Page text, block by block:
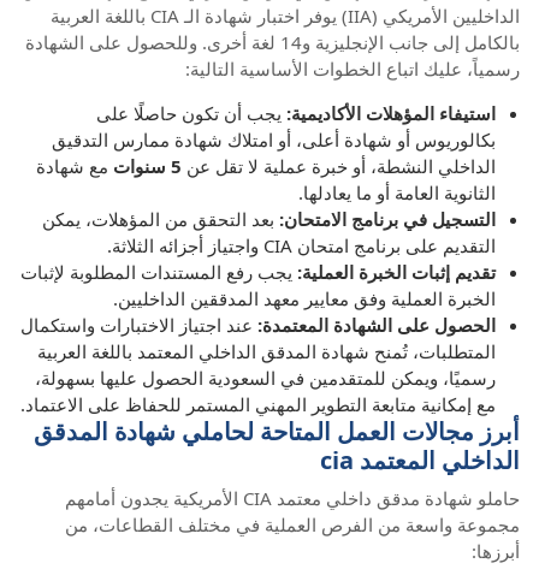
الداخليين الأمريكي (IIA) يوفر اختبار شهادة الـ CIA باللغة العربية
بالكامل إلى جانب الإنجليزية و14 لغة أخرى. وللحصول على الشهادة
رسمياً، عليك اتباع الخطوات الأساسية التالية:
استيفاء المؤهلات الأكاديمية: يجب أن تكون حاصلًا على
بكالوريوس أو شهادة أعلى، أو امتلاك شهادة ممارس التدقيق
الداخلي النشطة، أو خبرة عملية لا تقل عن 5 سنوات
مع شهادة
الثانوية العامة أو ما يعادلها.
التسجيل في برنامج الامتحان: بعد التحقق من المؤهلات، يمكن
التقديم على برنامج امتحان CIA واجتياز أجزائه الثلاثة.
تقديم إثبات الخبرة العملية: يجب رفع المستندات المطلوبة لإثبات
الخبرة العملية وفق معايير معهد المدققين الداخليين.
الحصول على الشهادة المعتمدة: عند اجتياز الاختبارات واستكمال
المتطلبات، تُمنح شهادة المدقق الداخلي المعتمد باللغة العربية
رسميًا، ويمكن للمتقدمين في السعودية الحصول عليها بسهولة،
مع إمكانية متابعة التطوير المهني المستمر للحفاظ على الاعتماد.
أبرز مجالات العمل المتاحة لحاملي شهادة المدقق
الداخلي المعتمد cia
حاملو شهادة مدقق داخلي معتمد CIA الأمريكية يجدون أمامهم
مجموعة واسعة من الفرص العملية في مختلف القطاعات، من
أبرزها: